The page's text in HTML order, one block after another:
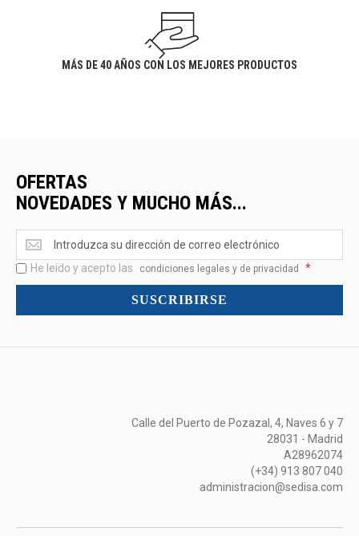
MÁS DE 40 AÑOS CON LOS MEJORES PRODUCTOS
OFERTAS
NOVEDADES Y MUCHO MÁS...
Ofertas
<br>Novedades
y
mucho
He leido y acepto las condiciones legales y de privacidad *
SUSCRIBIRSE
Calle del Puerto de Pozazal, 4, Naves 6 y 7
28031 - Madrid
A28962074
(+34) 913 807 040
administracion@sedisa.com